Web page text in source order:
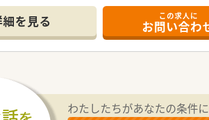
を独自開発しています。
けている調剤システム「SPITS」。
業務効率化を図るほか、
ッフを守っています。
も、迅速に対応できる強みを生かしていきま
を見る この求人に
お問い合わ
わたしたちがあなたの条件